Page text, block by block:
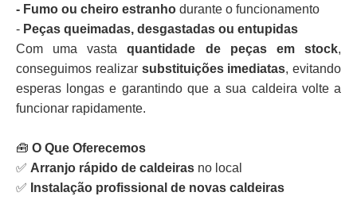
- Fumo ou cheiro estranho durante o funcionamento
- Peças queimadas, desgastadas ou entupidas
Com uma vastaquantidade de peças em stock,
conseguimos realizar substituições imediatas, evitando
esperas longas e garantindo que a sua caldeira volte a
funcionar rapidamente.
🧰 O Que Oferecemos
✅ Arranjo rápido de caldeiras no local
✅ Instalação profissional de novas caldeiras